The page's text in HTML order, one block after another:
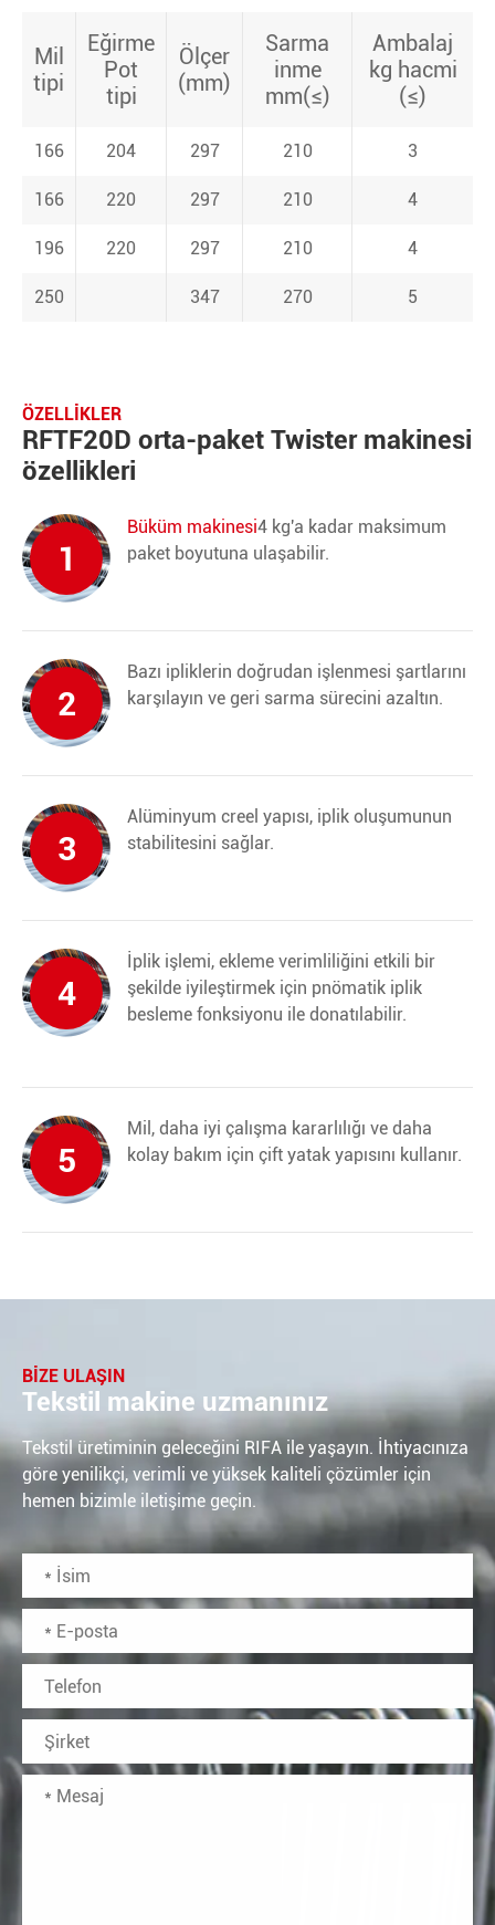
Mil
tipi
Eğirme
Pot
tipi
Ölçer
(mm)
Sarma
inme
mm(≤)
Ambalaj
kg hacmi
(≤)
166 204 297 210 3
166 220 297 210 4
196 220 297 210 4
250 347 270 5
ÖZELLIKLER
RFTF20D orta-paket Twister makinesi
özellikleri
1
Büküm makinesi4 kg'a kadar maksimum
paket boyutuna ulaşabilir.
2
Bazı ipliklerin doğrudan işlenmesi şartlarını
karşılayın ve geri sarma sürecini azaltın.
3
Alüminyum creel yapısı, iplik oluşumunun
stabilitesini sağlar.
4
İplik işlemi, ekleme verimliliğini etkili bir
şekilde iyileştirmek için pnömatik iplik
besleme fonksiyonu ile donatılabilir.
5
Mil, daha iyi çalışma kararlılığı ve daha
kolay bakım için çift yatak yapısını kullanır.
BIZE ULAŞIN
Tekstil makine uzmanınız
Tekstil üretiminin geleceğini RIFA ile yaşayın. İhtiyacınıza
göre yenilikçi, verimli ve yüksek kaliteli çözümler için
hemen bizimle iletişime geçin.